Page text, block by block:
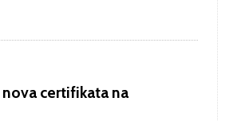
certifikata na